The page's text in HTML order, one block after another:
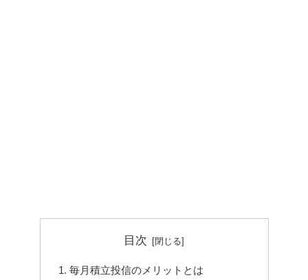
目次
毎月積立投信のメリットとは